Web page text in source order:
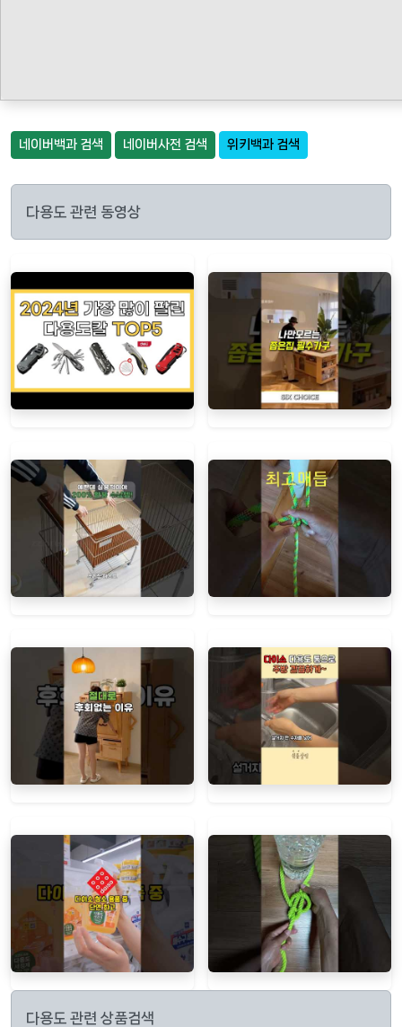
네이버백과 검색 네이버사전 검색 위키백과 검색
다용도 관련 동영상
다용도 관련 상품검색